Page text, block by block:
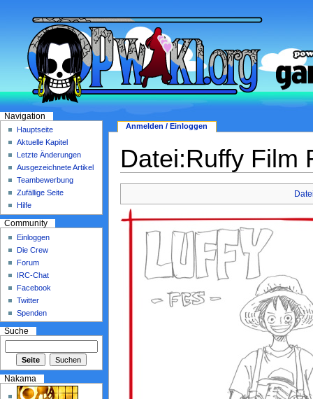
Datei:Ruffy Film
Anmelden / Einloggen
Navigation
Hauptseite
Aktuelle Kapitel
Letzte Änderungen
Ausgezeichnete Artikel
Teambewerbung
Zufällige Seite
Hilfe
Community
Einloggen
Die Crew
Forum
IRC-Chat
Facebook
Twitter
Spenden
Suche
Nakama